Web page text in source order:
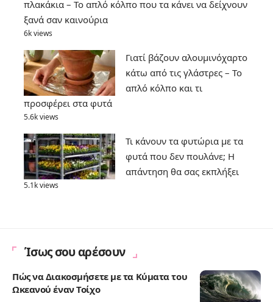
πλακάκια – Το απλό κόλπο που τα κάνει να δείχνουν
ξανά σαν καινούρια
6k views
Γιατί βάζουν αλουμινόχαρτο
κάτω από τις γλάστρες – Το
απλό κόλπο και τι
προσφέρει στα φυτά
5.6k views
Τι κάνουν τα φυτώρια με τα
φυτά που δεν πουλάνε; Η
απάντηση θα σας εκπλήξει
5.1k views
Ίσως σου αρέσουν
Πώς να Διακοσμήσετε με τα Κύματα του
Ωκεανού έναν Τοίχο